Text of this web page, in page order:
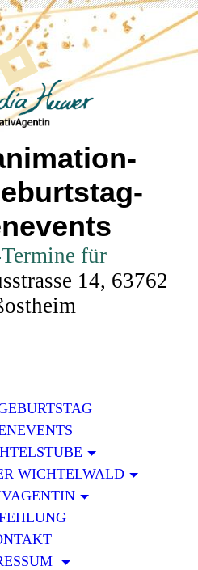
für
14, 63762
WICHTELWALD